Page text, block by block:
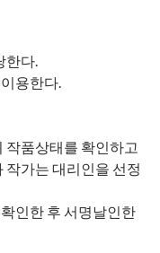
한다.
용한다.
작품상태를 확인하고
작가는 대리인을 선정
인한 후 서명날인한